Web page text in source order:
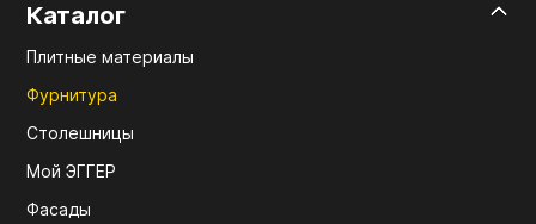
Каталог
Плитные материалы
Фурнитура
Столешницы
Мой ЭГГЕР
Фасады